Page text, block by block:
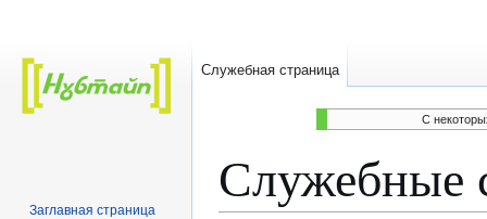
C
Служебные
Служебная страница
Заглавная страница